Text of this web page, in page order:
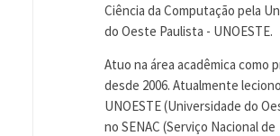
Ciência da Computação pela
do Oeste Paulista - UNOESTE.
Atuo na área acadêmica como
desde 2006. Atualmente
UNOESTE (Universidade do
no SENAC (Serviço Nacional de